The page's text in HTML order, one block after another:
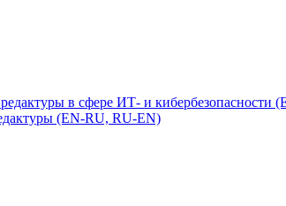
в сфере ИТ- и кибербезопасности
(EN-RU, RU-EN)